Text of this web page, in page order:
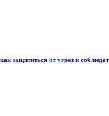
защититься от угроз и